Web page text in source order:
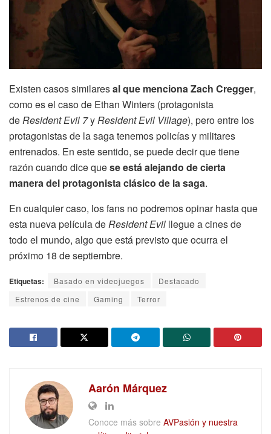
Existen casos similaresal que menciona Zach Cregger,
como es el caso de Ethan Winters (protagonista
deResident Evil 7yResident Evil Village), pero entre los
protagonistas de la saga tenemos policías y militares
entrenados. En este sentido, se puede decir que tiene
razón cuando dice quese está alejando de cierta
manera del protagonista clásico de la saga.
En cualquier caso, los fans no podremos opinar hasta que
esta nueva película deResident Evil llegue a cines de
todo el mundo, algo que está previsto que ocurra el
próximo 18 de septiembre.
Etiquetas: Basado en videojuegos
Destacado
Estrenos de cine
Gaming Terror
Aarón Márquez
Conoce más sobre AVPasión y nuestra